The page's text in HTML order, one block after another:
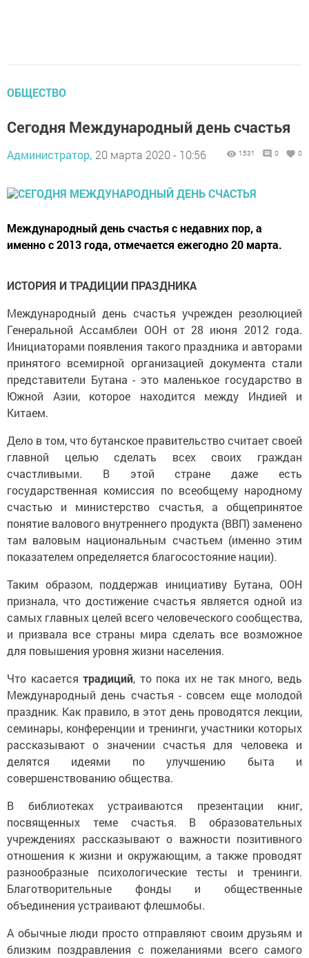
ОБЩЕСТВО
Сегодня Международный день счастья
Администратор, 20 марта 2020 - 10:56 1531 0 0
Международный день счастья с недавних пор, а
именно с 2013 года, отмечается ежегодно 20 марта.
ИСТОРИЯ И ТРАДИЦИИ ПРАЗДНИКА
Международный день счастья учрежден резолюцией
Генеральной Ассамблеи ООН от 28 июня 2012 года.
Инициаторами появления такого праздника и авторами
принятого всемирной организацией документа стали
представители Бутана - это маленькое государство в
Южной Азии, которое находится между Индией и
Китаем.
Дело в том, что бутанское правительство считает своей
главной целью сделать всех своих граждан
счастливыми. В этой стране даже есть
государственная комиссия по всеобщему народному
счастью и министерство счастья, а общепринятое
понятие валового внутреннего продукта (ВВП) заменено
там валовым национальным счастьем (именно этим
показателем определяется благосостояние нации).
Таким образом, поддержав инициативу Бутана, ООН
признала, что достижение счастья является одной из
самых главных целей всего человеческого сообщества,
и призвала все страны мира сделать все возможное
для повышения уровня жизни населения.
Что касаетсятрадиций, то пока их не так много, ведь
Международный день счастья - совсем еще молодой
праздник. Как правило, в этот день проводятся лекции,
семинары, конференции и тренинги, участники которых
рассказывают о значении счастья для человека и
делятся идеями по улучшению быта и
совершенствованию общества.
В библиотеках устраиваются презентации книг,
посвященных теме счастья. В образовательных
учреждениях рассказывают о важности позитивного
отношения к жизни и окружающим, а также проводят
разнообразные психологические тесты и тренинги.
Благотворительные фонды и общественные
объединения устраивают флешмобы.
А обычные люди просто отправляют своим друзьям и
близким поздравления с пожеланиями всего самого